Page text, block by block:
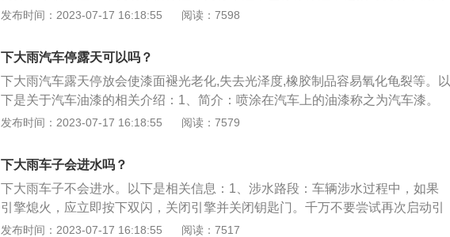
于自然灾害或意外事故所造成的人身伤亡或财产损失负赔偿责任的一种商业保
能独立保险。基本险包括第三者责任险和车辆损失险（车损险）；附加险包括全
车盗抢险（盗抢险）、车上责任险、无过失责任险、车载货物掉落责任险、玻璃
单独破碎险、车辆停驶损失险、自燃损失险、新增设备损失险、不计免赔特约
险。
发布时间：2023-07-17 16:18:55 阅读：7598
下大雨汽车停露天可以吗？
下大雨汽车露天停放会使漆面褪光老化,失去光泽度,橡胶制品容易氧化龟裂等。以
下是关于汽车油漆的相关介绍：1、简介：喷涂在汽车上的油漆称之为汽车漆。
汽车漆也是涂料的一种。2、作用：汽车喷上油漆涂料，不仅使车体表面形成一
的享受。3、基本成分：汽车漆主要由树脂、颜料、助剂、填料、固化剂、溶剂
发布时间：2023-07-17 16:18:55 阅读：7579
下大雨车子会进水吗？
下大雨车子不会进水。以下是相关信息：1、涉水路段：车辆涉水过程中，如果
引擎熄火，应立即按下双闪，关闭引擎并关闭钥匙门。千万不要尝试再次启动引
擎，因为再次启动引擎极易对引擎造成致命损坏，不予以理赔。2、静止时：车
发布时间：2023-07-17 16:18:55 阅读：7517